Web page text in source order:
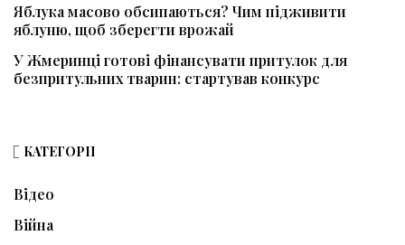
Яблука масово обсипаються? Чим підживити
яблуню, щоб зберегти врожай
У Жмеринці готові фінансувати притулок для
безпритульних тварин: стартував конкурс
КАТЕГОРІЇ
Відео
Війна